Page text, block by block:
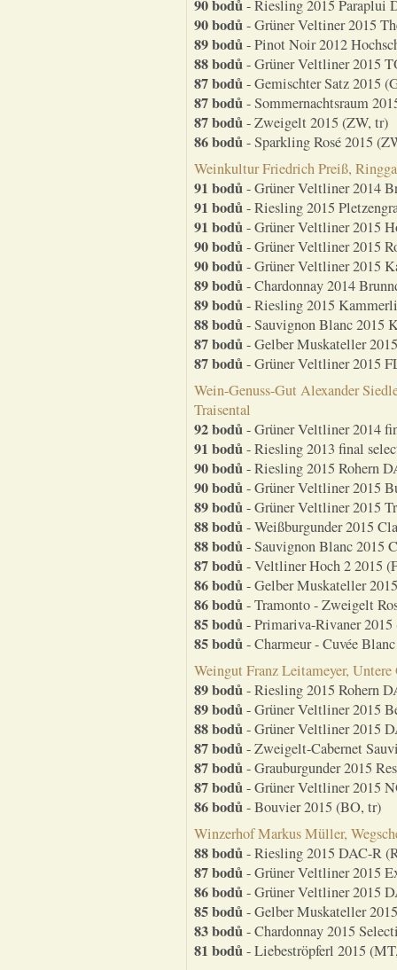
90 bodů- Riesling 2015 Paraplui
90 bodů- Grüner Veltiner 2015
89 bodů- Pinot Noir 2012
88 bodů- Grüner Veltliner 2015
87 bodů- Gemischter Satz 2015
87 bodů- Sommernachtsraum
87 bodů- Zweigelt 2015 (ZW, tr)
86 bodů- Sparkling Rosé 2015
Weinkultur Friedrich Preiß,
91 bodů- Grüner Veltliner 2014
91 bodů- Riesling 2015
91 bodů- Grüner Veltliner 2015
90 bodů- Grüner Veltliner 2015
90 bodů- Grüner Veltliner 2015
89 bodů- Chardonnay 2014
89 bodů- Riesling 2015
88 bodů- Sauvignon Blanc 2015
87 bodů- Gelber Muskateller
87 bodů- Grüner Veltliner 2015
Wein-Genuss-Gut Alexander
Traisental
92 bodů- Grüner Veltliner 2014
91 bodů- Riesling 2013 final
90 bodů- Riesling 2015 Rohern
90 bodů- Grüner Veltliner 2015
89 bodů- Grüner Veltliner 2015
88 bodů- Weißburgunder 2015
88 bodů- Sauvignon Blanc 2015
87 bodů- Veltliner Hoch 2 2015
86 bodů- Gelber Muskateller
86 bodů- Tramonto - Zweigelt
85 bodů- Primariva-Rivaner
85 bodů- Charmeur - Cuvée
Weingut Franz Leitameyer,
89 bodů- Riesling 2015 Rohern
89 bodů- Grüner Veltliner 2015
88 bodů- Grüner Veltliner 2015
87 bodů- Zweigelt-Cabernet
87 bodů- Grauburgunder 2015
87 bodů- Grüner Veltliner 2015
86 bodů- Bouvier 2015 (BO, tr)
Winzerhof Markus Müller,
88 bodů- Riesling 2015 DAC-R
87 bodů- Grüner Veltliner 2015
86 bodů- Grüner Veltliner 2015
85 bodů- Gelber Muskateller
83 bodů- Chardonnay 2015
81 bodů- Liebeströpferl 2015